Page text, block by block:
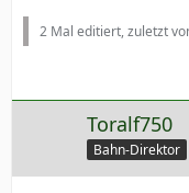
2 Mal editiert, zuletzt
Toralf750
Bahn-Direktor